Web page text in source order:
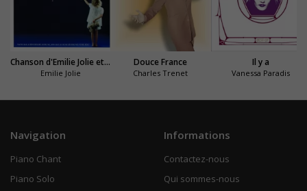
Chanson d'Emilie Jolie et du grand oiseau
Emilie Jolie
Douce France
Charles Trenet
Il y a
Vanessa Paradis
Navigation
Piano Chant
Piano Solo
Informations
Contactez-nous
Qui sommes-nous